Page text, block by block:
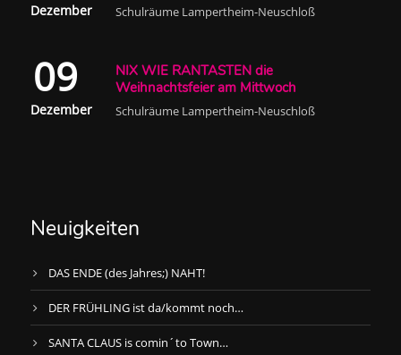
Dezember Schulräume Lampertheim-Neuschloß
09
Dezember
NIX WIE RANTASTEN die
Weihnachtsfeier am Mittwoch
Schulräume Lampertheim-Neuschloß
Neuigkeiten
DAS ENDE (des Jahres;) NAHT!
DER FRÜHLING ist da/kommt noch…
SANTA CLAUS is comin´to Town…